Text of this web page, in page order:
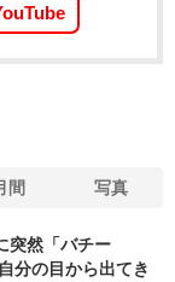
間 写真
突然「バチー
分の目から出てき